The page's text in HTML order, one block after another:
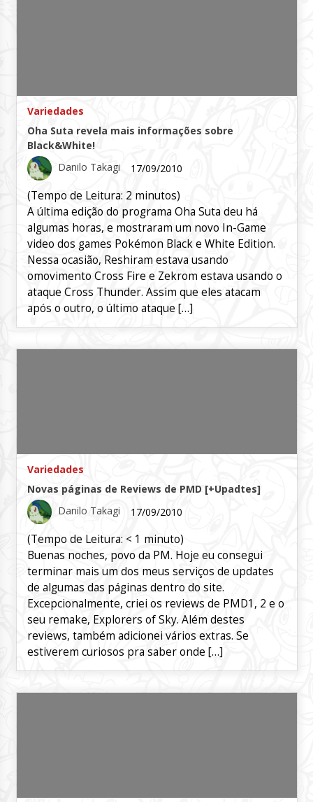
Variedades
Oha Suta revela mais informações sobre
Black&White!
Danilo Takagi
17/09/2010
(Tempo de Leitura: 2 minutos)
A última edição do programa Oha Suta deu há
algumas horas, e mostraram um novo In-Game
video dos games Pokémon Black e White Edition.
Nessa ocasião, Reshiram estava usando
omovimento Cross Fire e Zekrom estava usando o
ataque Cross Thunder. Assim que eles atacam
após o outro, o último ataque […]
Variedades
Novas páginas de Reviews de PMD [+Upadtes]
Danilo Takagi
17/09/2010
(Tempo de Leitura: < 1 minuto)
Buenas noches, povo da PM. Hoje eu consegui
terminar mais um dos meus serviços de updates
de algumas das páginas dentro do site.
Excepcionalmente, criei os reviews de PMD1, 2 e o
seu remake, Explorers of Sky. Além destes
reviews, também adicionei vários extras. Se
estiverem curiosos pra saber onde […]